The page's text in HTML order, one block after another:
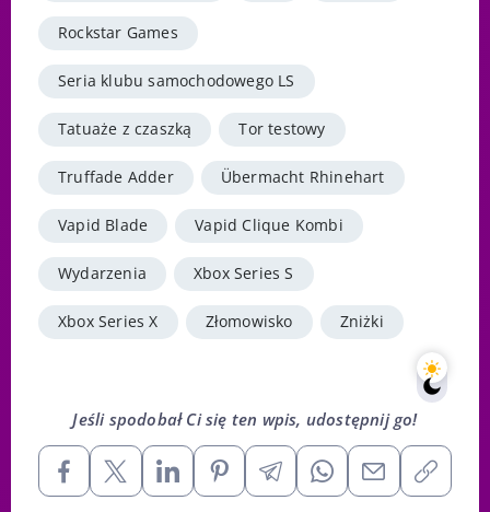
Rockstar Games
Seria klubu samochodowego LS
Tatuaże z czaszką Tor testowy
Truffade Adder Übermacht Rhinehart
Vapid Blade Vapid Clique Kombi
Wydarzenia Xbox Series S
Xbox Series X Złomowisko Zniżki
Jeśli spodobał Ci się ten wpis, udostępnij go!